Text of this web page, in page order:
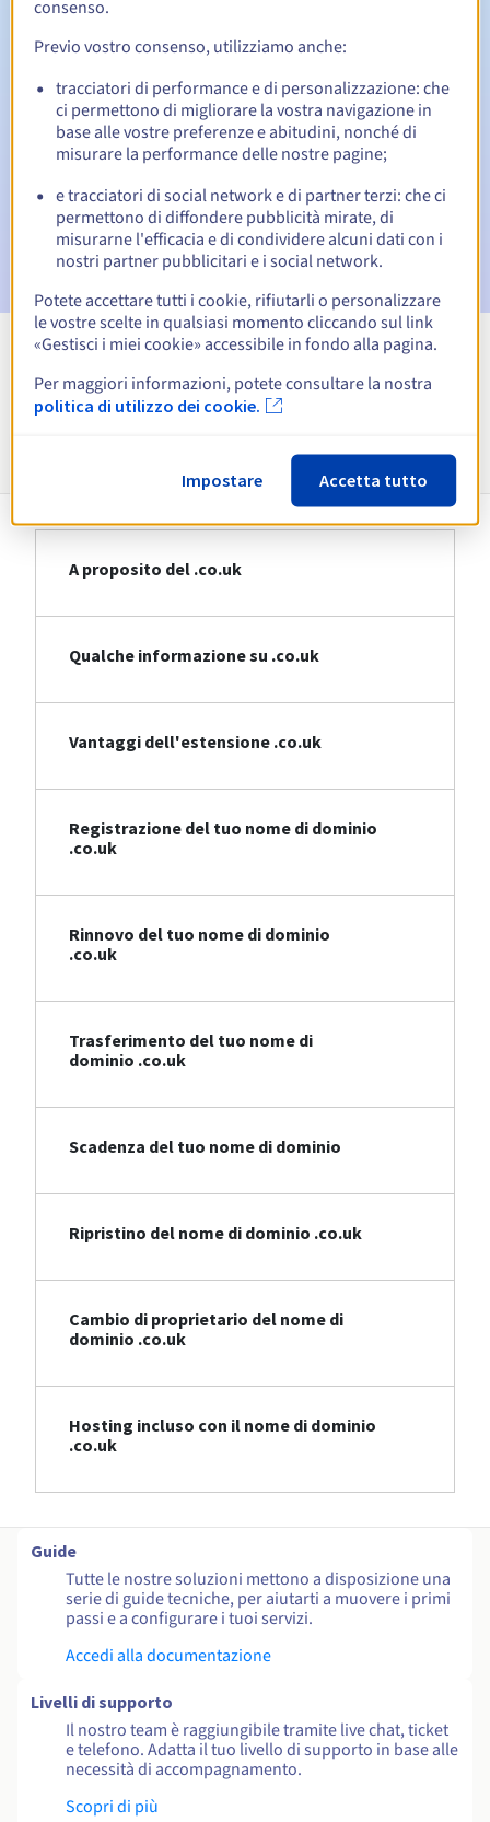
Notifiche automatiche:
Email di notifica:60, 30, 15, 7 e 3 giorni prima della
scadenza
Email il giorno della scadenzaper notificare la
sospensione del nome di dominio
Email dopo il Redemption Grace Periodper notificare la
cancellazione del nome di dominio
A proposito del .co.uk
Qualche informazione su .co.uk
Vantaggi dell'estensione .co.uk
Registrazione del tuo nome di dominio
.co.uk
Rinnovo del tuo nome di dominio
.co.uk
Trasferimento del tuo nome di
dominio .co.uk
Scadenza del tuo nome di dominio
Ripristino del nome di dominio .co.uk
Cambio di proprietario del nome di
dominio .co.uk
Hosting incluso con il nome di dominio
.co.uk
Guide
Tutte le nostre soluzioni mettono a disposizione una
serie di guide tecniche, per aiutarti a muovere i primi
passi e a configurare i tuoi servizi.
Accedi alla documentazione
Livelli di supporto
Il nostro team è raggiungibile tramite live chat, ticket
e telefono. Adatta il tuo livello di supporto in base alle
necessità di accompagnamento.
Scopri di più
consenso.
Previo vostro consenso, utilizziamo anche:
tracciatori di performance e di personalizzazione: che
ci permettono di migliorare la vostra navigazione in
base alle vostre preferenze e abitudini, nonché di
misurare la performance delle nostre pagine;
e tracciatori di social network e di partner terzi: che ci
permettono di diffondere pubblicità mirate, di
misurarne l'efficacia e di condividere alcuni dati con i
nostri partner pubblicitari e i social network.
Potete accettare tutti i cookie, rifiutarli o personalizzare
le vostre scelte in qualsiasi momento cliccando sul link
«Gestisci i miei cookie» accessibile in fondo alla pagina.
Per maggiori informazioni, potete consultare la nostra
politica di utilizzo dei cookie.
Impostare Accetta tutto